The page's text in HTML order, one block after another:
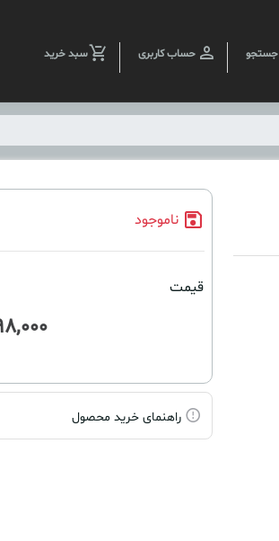
جستجو حساب کاربری سبد خرید
ناموجود
قیمت
راهنمای خرید محصول